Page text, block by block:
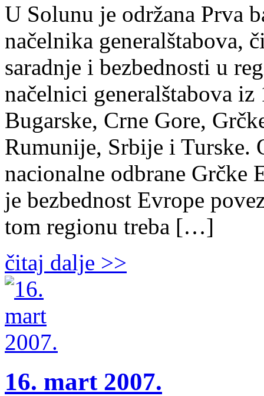
U Solunu je održana Prva
načelnika generalštabova,
saradnje i bezbednosti u
načelnici generalštabova
Bugarske, Crne Gore,
Rumunije, Srbije i Turske.
nacionalne odbrane Grčke
je bezbednost Evrope
tom regionu treba […]
čitaj dalje >>
16. mart 2007.